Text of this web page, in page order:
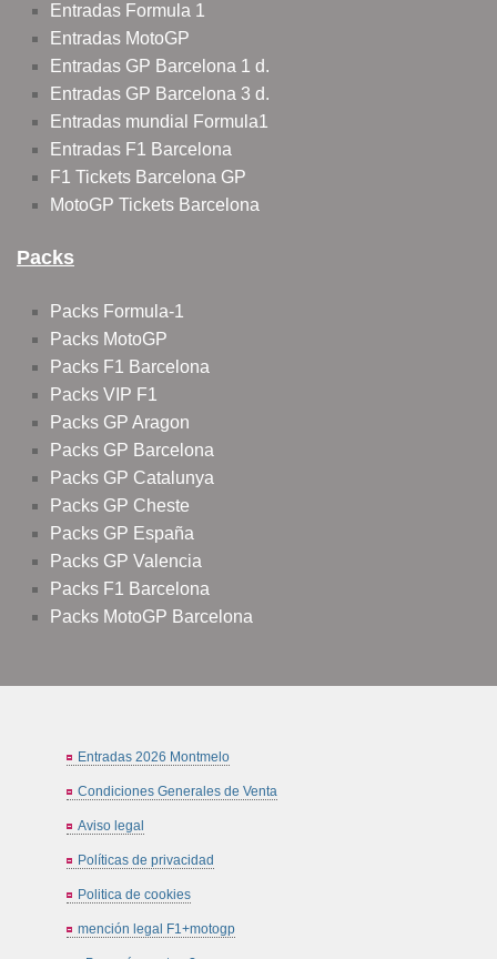
Entradas Formula 1
Entradas MotoGP
Entradas GP Barcelona 1 d.
Entradas GP Barcelona 3 d.
Entradas mundial Formula1
Entradas F1 Barcelona
F1 Tickets Barcelona GP
MotoGP Tickets Barcelona
Packs
Packs Formula-1
Packs MotoGP
Packs F1 Barcelona
Packs VIP F1
Packs GP Aragon
Packs GP Barcelona
Packs GP Catalunya
Packs GP Cheste
Packs GP España
Packs GP Valencia
Packs F1 Barcelona
Packs MotoGP Barcelona
Entradas 2026 Montmelo
Condiciones Generales de Venta
Aviso legal
Políticas de privacidad
Politica de cookies
mención legal F1+motogp